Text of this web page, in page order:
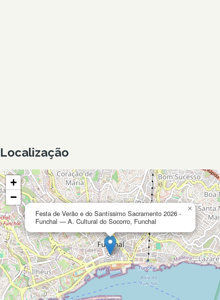
Localização
Festa de Verão e do Santíssimo Sacramento 2026 -
Funchal — A. Cultural do Socorro, Funchal
×
+
−